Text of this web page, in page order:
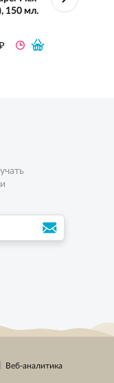
150 мл.
Веб-аналитика